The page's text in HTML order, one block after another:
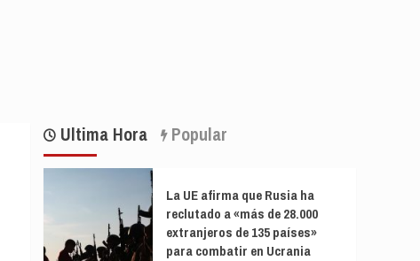
Ultima Hora Popular
La UE afirma que Rusia ha
reclutado a «más de 28.000
extranjeros de 135 países»
para combatir en Ucrania